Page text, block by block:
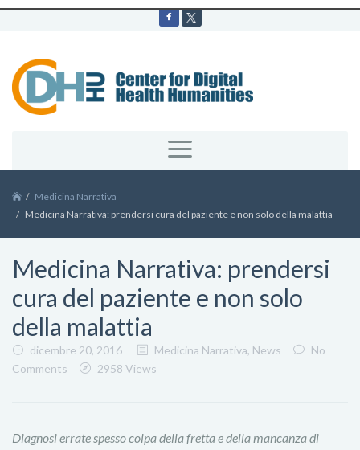
Medicina Narrativa
Medicina Narrativa: prendersi cura del paziente e non solo della malattia
Medicina Narrativa: prendersi
cura del paziente e non solo
della malattia
dicembre 20, 2016 Medicina Narrativa, News
No
Comments
2958 Views
Diagnosi errate spesso colpa della fretta e della mancanza di